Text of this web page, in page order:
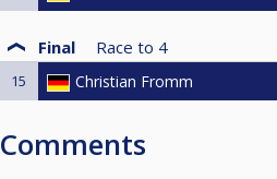
Final Race to 4
15 Christian Fromm
Comments